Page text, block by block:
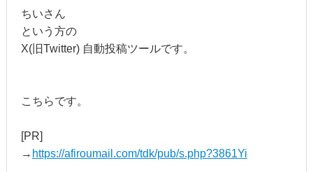
ちいさん
という方の
X(旧Twitter) 自動投稿ツールです。
こちらです。
[PR]
→ https://afiroumail.com/tdk/pub/s.php?3861Yi